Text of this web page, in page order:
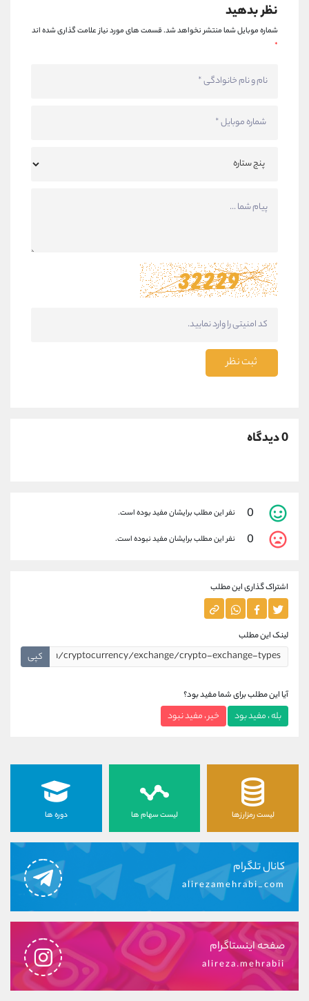
نظر بدهید
شماره موبایل شما منتشر نخواهد شد.قسمت های مورد نیاز علامت گذاری شده اند
*
ثبت نظر
0 دیدگاه
0 نفر این مطلب برایشان مفید بوده است.
0 نفر این مطلب برایشان مفید نبوده است.
اشتراک گذاری این مطلب
لینک این مطلب
کپی
آیا این مطلب برای شما مفید بود؟
بله ، مفید بود خیر ، مفید نبود
لیست رمزارزها لیست سهام ها دوره ها
کانال تلگرام
alirezamehrabi_com
صفحه اینستاگرام
alireza.mehrabii